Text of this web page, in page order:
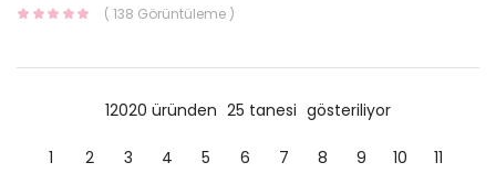
( 138 Görüntüleme )
12020 üründen 25 tanesi gösteriliyor
1 2 3 4 5 6 7 8 9 10
11